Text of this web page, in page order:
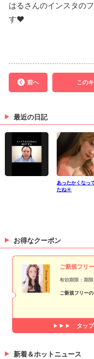
はるさんのインスタの
す❤︎
前へ この
最近の日記
あったかくなっ
たね☀️
お得なクーポン
ご新規フリ
有効期限：期限
ご新規フリー
タッ
新着＆ホットニュース